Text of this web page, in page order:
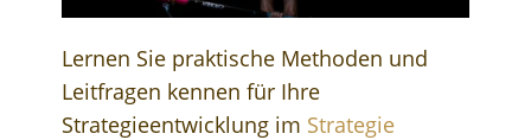
Lernen Sie praktische Methoden und
Leitfragen kennen für Ihre
Strategieentwicklung im Strategie